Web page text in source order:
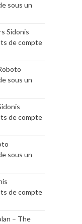
sous un
Sidonis
de compte
sous un
de compte
sous un
de compte
– The